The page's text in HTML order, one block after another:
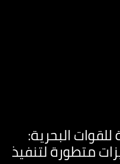
البحرية:
متطورة لتنفيذ